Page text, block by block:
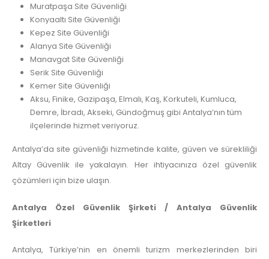
Muratpaşa Site Güvenliği
Konyaaltı Site Güvenliği
Kepez Site Güvenliği
Alanya Site Güvenliği
Manavgat Site Güvenliği
Serik Site Güvenliği
Kemer Site Güvenliği
Aksu, Finike, Gazipaşa, Elmalı, Kaş, Korkuteli, Kumluca,
Demre, İbradı, Akseki, Gündoğmuş gibi Antalya’nın tüm
ilçelerinde hizmet veriyoruz.
Antalya’da site güvenliği hizmetinde kalite, güven ve sürekliliği
Altay Güvenlik ile yakalayın. Her ihtiyacınıza özel güvenlik
çözümleri için bize ulaşın.
Antalya Özel Güvenlik Şirketi / Antalya Güvenlik
Şirketleri
Antalya, Türkiye’nin en önemli turizm merkezlerinden biri